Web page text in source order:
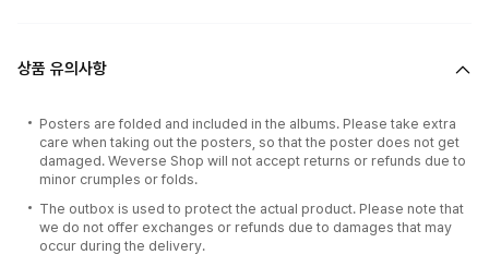
상품 유의사항
Posters are folded and included in the albums. Please take extra
care when taking out the posters, so that the poster does not get
damaged. Weverse Shop will not accept returns or refunds due to
minor crumples or folds.
The outbox is used to protect the actual product. Please note that
we do not offer exchanges or refunds due to damages that may
occur during the delivery.